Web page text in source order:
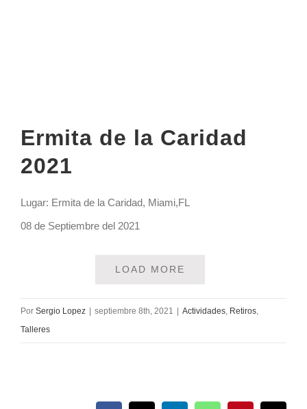
Ermita de la Caridad
2021
Lugar: Ermita de la Caridad, Miami,FL
08 de Septiembre del 2021
LOAD MORE
Por Sergio Lopez septiembre 8th, 2021 Actividades, Retiros,
Talleres